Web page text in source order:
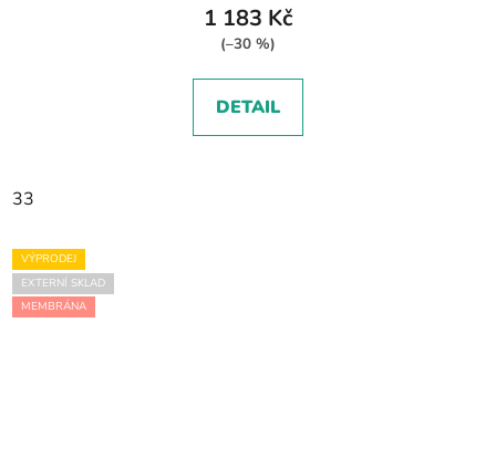
1 183 Kč
(–30 %)
DETAIL
33
VÝPRODEJ
EXTERNÍ SKLAD
MEMBRÁNA